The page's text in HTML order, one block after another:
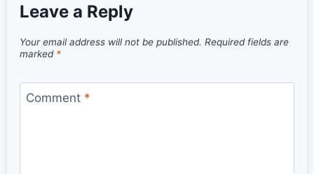
Leave a Reply
Your email address will not be published. Required fields are
marked *
Comment *